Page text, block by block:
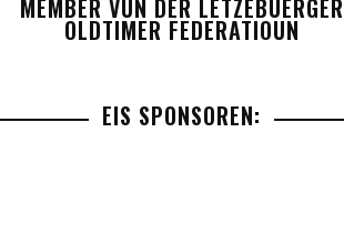
MEMBER VUN DER LETZEBUERGER
OLDTIMER FEDERATIOUN
EIS SPONSOREN: